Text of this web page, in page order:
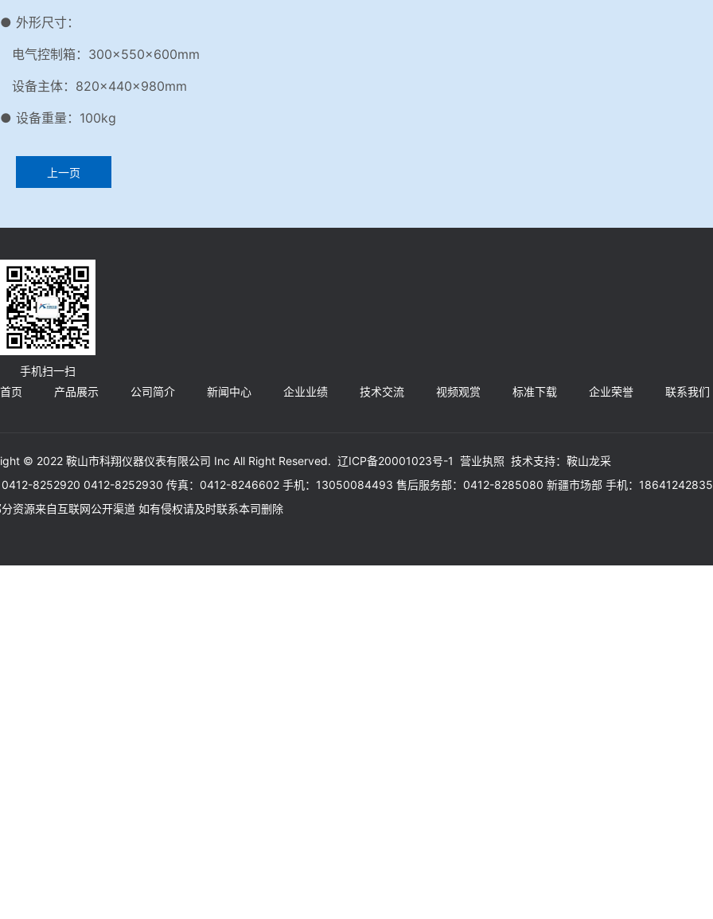
● 外形尺寸：
电气控制箱：300×550×600mm
设备主体：820×440×980mm
● 设备重量：100kg
上一页
手机扫一扫
首页
产品展示 公司简介 新闻中心 企业业绩 技术交流 视频观赏 标准下载 企业荣誉 联系我们
© 2022 鞍山市科翔仪器仪表有限公司 Inc All Right Reserved. 辽ICP备20001023号-1 营业执照 技术支持： 鞍山龙采
0412-8252920 0412-8252930 传真：0412-8246602 手机：13050084493 售后服务部：0412-8285080 新疆市场部 手机：
分资源来自互联网公开渠道 如有侵权请及时联系本司删除